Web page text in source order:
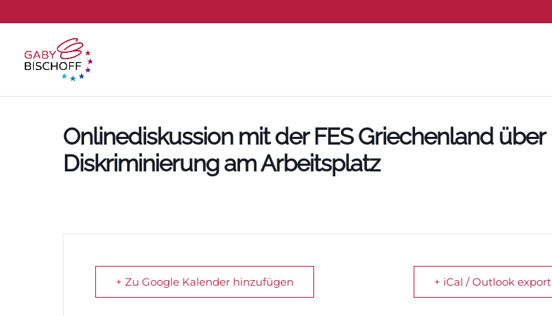
Onlinediskussion mit der FES Griechenland über
Diskriminierung am Arbeitsplatz
+ Zu Google Kalender hinzufügen + iCal / Outlook export